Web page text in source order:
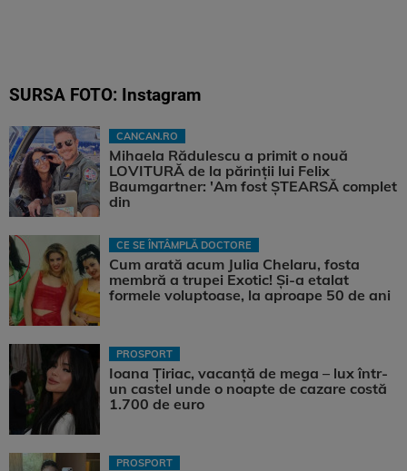
SURSA FOTO: Instagram
CANCAN.RO
Mihaela Rădulescu a primit o nouă
LOVITURĂ de la părinții lui Felix
Baumgartner: 'Am fost ȘTEARSĂ complet
din
CE SE ÎNTÂMPLĂ DOCTORE
Cum arată acum Julia Chelaru, fosta
membră a trupei Exotic! Și-a etalat
formele voluptoase, la aproape 50 de ani
PROSPORT
Ioana Țiriac, vacanță de mega – lux într-
un castel unde o noapte de cazare costă
1.700 de euro
PROSPORT